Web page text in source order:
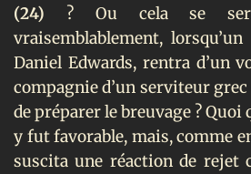
(24) ? Ou cela se
vraisemblablement,
Daniel Edwards, rentra d’un
compagnie d’un serviteur grec
de préparer le breuvage ? Quoi
y fut favorable, mais, comme
suscita une réaction de rejet